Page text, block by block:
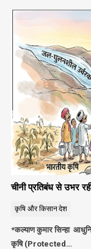
चीनी प्रतिबंध से उभर
कृषि और किसानदेश
*कल्याण कुमार सिन्हा
कृषि (Protected…